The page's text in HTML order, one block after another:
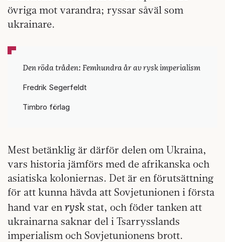
övriga mot varandra; ryssar såväl som
ukrainare.
Den röda tråden: Femhundra år av rysk imperialism
Fredrik Segerfeldt
Timbro förlag
Mest betänklig är därför delen om Ukraina,
vars historia jämförs med de afrikanska och
asiatiska koloniernas. Det är en förutsättning
för att kunna hävda att Sovjetunionen i första
hand var en rysk stat, och föder tanken att
ukrainarna saknar del i Tsarrysslands
imperialism och Sovjetunionens brott.